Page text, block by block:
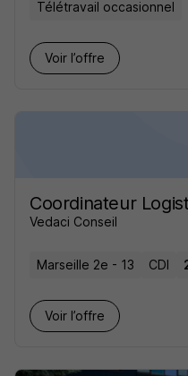
Télétravail occasionnel
Voir l’offre
Coordinateur
Vedaci Conseil
Marseille 2e - 13 CDI
Voir l’offre